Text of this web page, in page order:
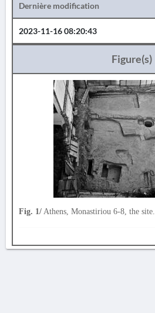
Dernière modification
2023-11-16 08:20:43
Figure(s)
Fig. 1/ Athens, Monastiriou 6-8, the site.